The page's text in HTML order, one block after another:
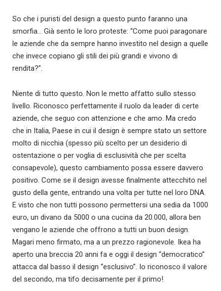
So che i puristi del design a questo punto faranno una
smorfia… Già sento le loro proteste: “Come puoi paragonare
le aziende che da sempre hanno investito nel design a quelle
che invece copiano gli stili dei più grandi e vivono di
rendita?”.
Niente di tutto questo. Non le metto affatto sullo stesso
livello. Riconosco perfettamente il ruolo da leader di certe
aziende, che seguo con attenzione e che amo. Ma credo
che in Italia, Paese in cui il design è sempre stato un settore
molto di nicchia (spesso più scelto per un desiderio di
ostentazione o per voglia di esclusività che per scelta
consapevole), questo cambiamento possa essere davvero
positivo. Come se il design avesse finalmente attecchito nel
gusto della gente, entrando una volta per tutte nel loro DNA.
E visto che non tutti possono permettersi una sedia da 1000
euro, un divano da 5000 o una cucina da 20.000, allora ben
vengano le aziende che offrono a tutti un buon design.
Magari meno firmato, ma a un prezzo ragionevole. Ikea ha
aperto una breccia 20 anni fa e oggi il design “democratico”
attacca dal basso il design “esclusivo”. Io riconosco il valore
del secondo, ma tifo decisamente per il primo!